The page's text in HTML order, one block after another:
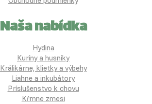
Naša nabídka
Hydina
Kuríny a husníky
Králikárne, klietky a výbehy
Liahne a inkubátory
Príslušenstvo k chovu
Kŕmne zmesi